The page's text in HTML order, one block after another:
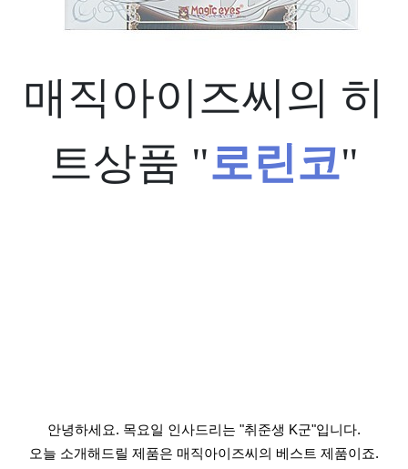
매직아이즈씨의 히
트상품 "로린코"
안녕하세요. 목요일 인사드리는 "취준생 K군"입니다.
오늘 소개해드릴 제품은 매직아이즈씨의 베스트 제품이죠.